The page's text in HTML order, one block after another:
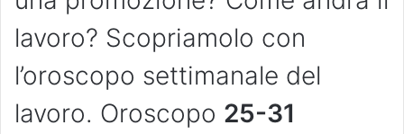
lavoro? Scopriamolo con
l’oroscopo settimanale del
lavoro. Oroscopo 25-31